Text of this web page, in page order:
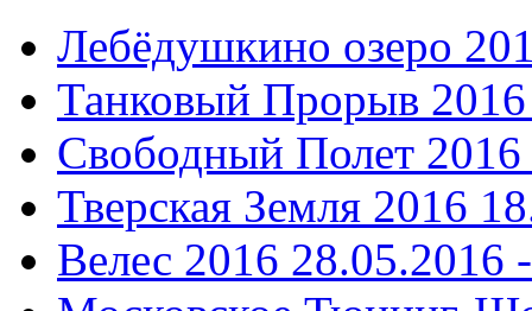
Лебёдушкино озеро
Танковый Прорыв 2016
Свободный Полет 2016
Тверская Земля 2016
Велес 2016 28.05.2016